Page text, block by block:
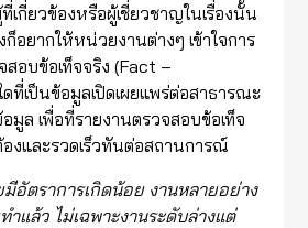
กี่ยวข้องหรือผู้เชี่ยวชาญในเรื่องนั้น
อยากให้หน่วยงานต่างๆ เข้าใจการ
สอบข้อเท็จจริง (Fact –
ที่เป็นข้อมูลเปิดเผยแพร่ต่อสาธารณะ
มูล เพื่อที่รายงานตรวจสอบข้อเท็จ
งและรวดเร็วทันต่อสถานการณ์
อัตราการเกิดน้อย งานหลายอย่าง
ทำแล้ว ไม่เฉพาะงานระดับล่างแต่